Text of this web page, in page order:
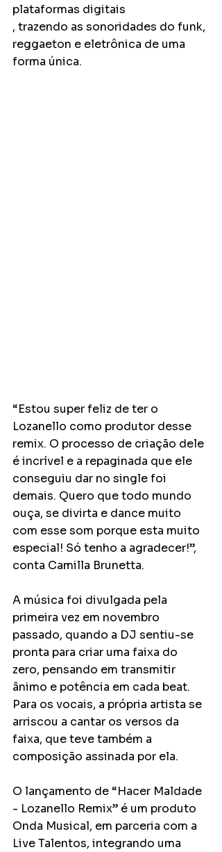
plataformas digitais
, trazendo as sonoridades do funk,
reggaeton e eletrônica de uma
forma única.
“Estou super feliz de ter o
Lozanello como produtor desse
remix. O processo de criação dele
é incrível e a repaginada que ele
conseguiu dar no single foi
demais. Quero que todo mundo
ouça, se divirta e dance muito
com esse som porque esta muito
especial! Só tenho a agradecer!”,
conta Camilla Brunetta.
A música foi divulgada pela
primeira vez em novembro
passado, quando a DJ sentiu-se
pronta para criar uma faixa do
zero, pensando em transmitir
ânimo e potência em cada beat.
Para os vocais, a própria artista se
arriscou a cantar os versos da
faixa, que teve também a
composição assinada por ela.
O lançamento de “Hacer Maldade
- Lozanello Remix” é um produto
Onda Musical, em parceria com a
Live Talentos, integrando uma